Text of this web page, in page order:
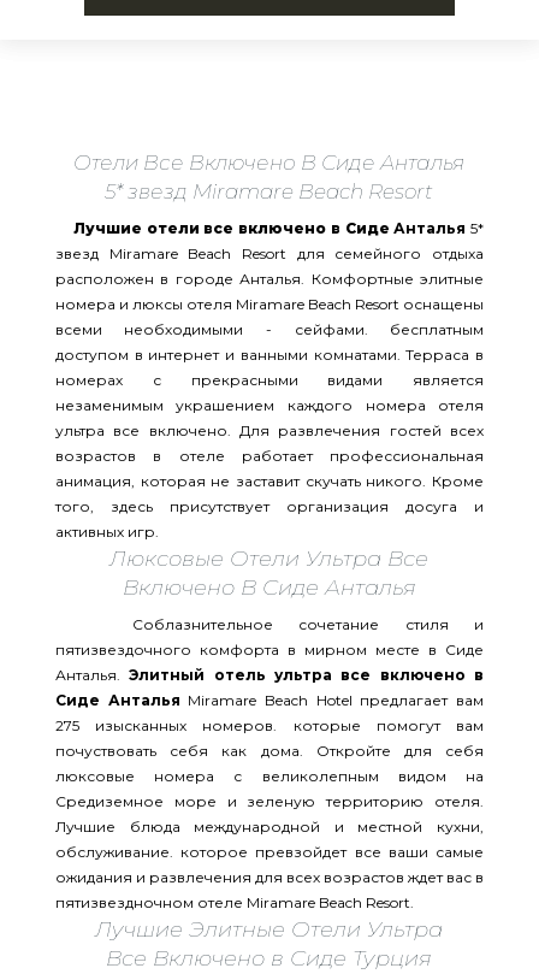
Отели Все Включено В Сиде Анталья
5* звезд Miramare Beach Resort
Лучшие отели все включено в Сиде Анталья 5*
звезд Miramare Beach Resort для семейного отдыха
расположен в городе Анталья. Комфортные элитные
номера и люксы отеля Miramare Beach Resort оснащены
всеми необходимыми - сейфами. бесплатным
доступом в интернет и ванными комнатами. Терраса в
номерах с прекрасными видами является
незаменимым украшением каждого номера отеля
ультра все включено. Для развлечения гостей всех
возрастов в отеле работает профессиональная
анимация, которая не заставит скучать никого. Кроме
того, здесь присутствует организация досуга и
активных игр.
Люксовые Отели Ультра Все
Включено В Сиде Анталья
Соблазнительное сочетание стиля и
пятизвездочного комфорта в мирном месте в Сиде
Анталья.Элитный отель ультра все включено в
Сиде Анталья Miramare Beach Hotel предлагает вам
275 изысканных номеров. которые помогут вам
почуствовать себя как дома. Откройте для себя
люксовые номера с великолепным видом на
Средиземное море и зеленую территорию отеля.
Лучшие блюда международной и местной кухни,
обслуживание. которое превзойдет все ваши самые
ожидания и развлечения для всех возрастов ждет вас в
пятизвездночном отеле Miramare Beach Resort.
Лучшие Элитные Отели Ультра
Все Включено в Сиде Турция